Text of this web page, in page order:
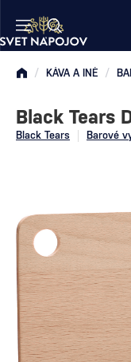
/ KÁVA A INÉ /
Black Tears Barové
Black Tears